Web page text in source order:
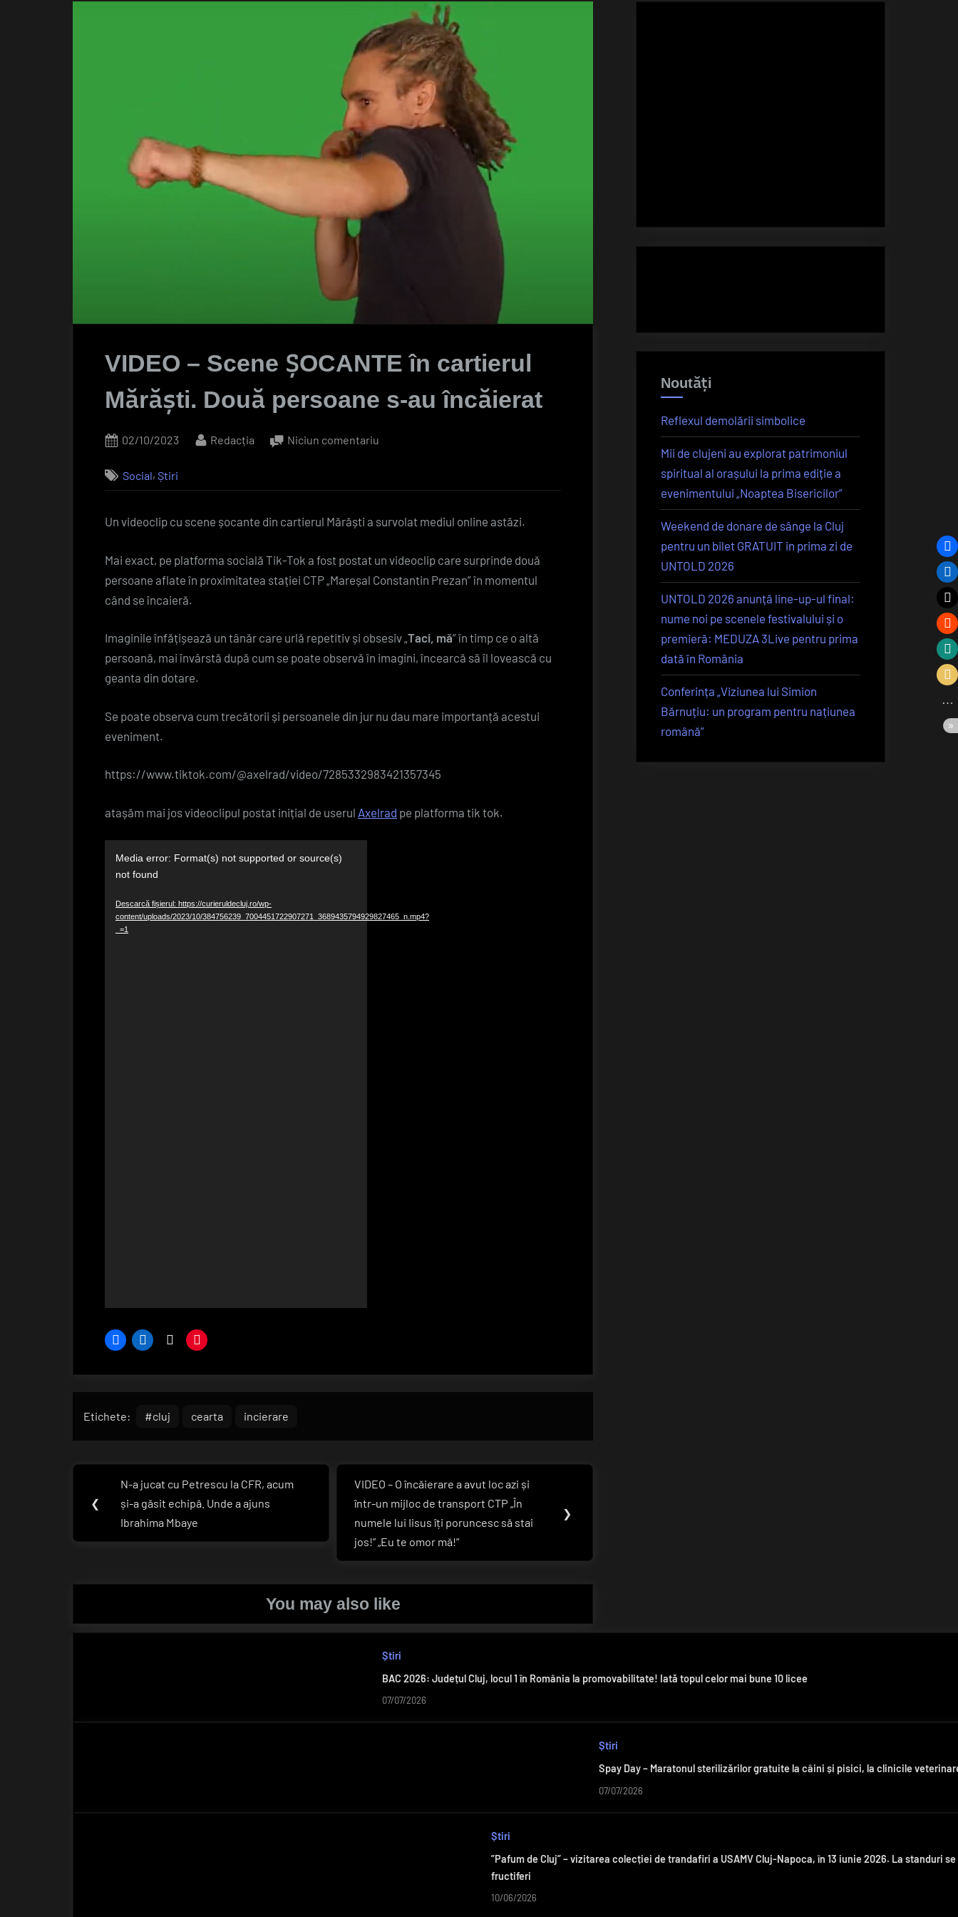
VIDEO – Scene ȘOCANTE în cartierul
Mărăști. Două persoane s-au încăierat
Posted
02/10/2023 By
Redacția Niciun comentariu
ȘOCANTE
cartierul
Mărăști.
au
Social, Știri
Un videoclip cu scene șocante din cartierul Mărăști a survolat mediul online astăzi.
Mai exact, pe platforma socială Tik-Tok a fost postat un videoclip care surprinde două
persoane aflate în proximitatea stației CTP „Mareșal Constantin Prezan” în momentul
când se încaieră.
Imaginile înfățișează un tânăr care urlă repetitiv și obsesiv „Taci, mă” în timp ce o altă
persoană, mai învârstă după cum se poate observă în imagini, încearcă să îl lovească cu
geanta din dotare.
Se poate observa cum trecătorii și persoanele din jur nu dau mare importanță acestui
eveniment.
https://www.tiktok.com/@axelrad/video/7285332983421357345
atașăm mai jos videoclipul postat inițial de userul Axelrad pe platforma tik tok.
video
Media error: Format(s) not supported or source(s)
not found
Descarcă fișierul: https://curieruldecluj.ro/wp-
content/uploads/2023/10/384756239_7004451722907271_3689435794929827465_n.mp4?
_=1
Etichete: #cluj cearta incierare
Navigare
articole
❮
Previous
Post:
N-a jucat cu Petrescu la CFR, acum
și-a găsit echipă. Unde a ajuns
Ibrahima Mbaye
Next
Post:
VIDEO – O încăierare a avut loc azi și
într-un mijloc de transport CTP „În
numele lui Iisus îți poruncesc să stai
jos!” „Eu te omor mă!”
❯
You may also like
Știri
BAC 2026: Județul Cluj, locul 1 în România la promovabilitate! Iată topul celor mai bune 10 licee
07/07/2026
Știri
Spay Day – Maratonul sterilizărilor gratuite la câini și pisici, la clinicile
07/07/2026
Știri
”Pafum de Cluj” – vizitarea colecției de trandafiri a USAMV Cluj-Napoca, în 13 iunie 2026. La
fructiferi
10/06/2026
Noutăți
Reflexul demolării simbolice
Mii de clujeni au explorat patrimoniul
spiritual al orașului la prima ediție a
evenimentului „Noaptea Bisericilor”
Weekend de donare de sânge la Cluj
pentru un bilet GRATUIT in prima zi de
UNTOLD 2026
UNTOLD 2026 anunță line-up-ul final:
nume noi pe scenele festivalului și o
premieră: MEDUZA 3Live pentru prima
dată în România
Conferința „Viziunea lui Simion
Bărnuțiu: un program pentru națiunea
română”